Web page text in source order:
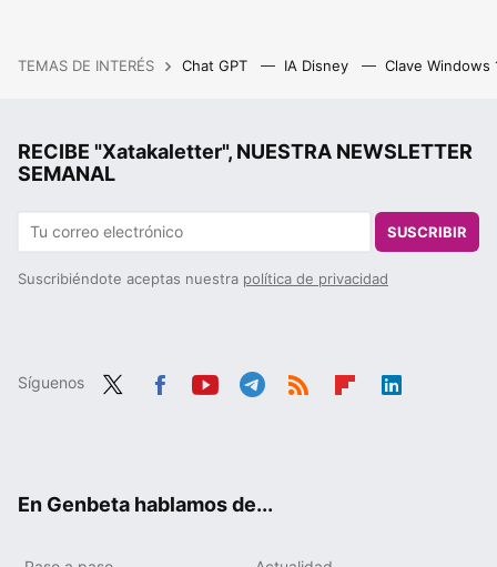
TEMAS DE INTERÉS Chat GPT IA Disney Clave Windows
RECIBE "Xatakaletter", NUESTRA NEWSLETTER
SEMANAL
SUSCRIBIR
Suscribiéndote aceptas nuestra política de privacidad
Síguenos
En Genbeta hablamos de...